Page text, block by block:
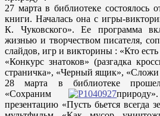
27 марта в библиотеке состоялось
книги. Началась она с игры-
К. Чуковского». Ее программа
жизнью и творчеством писателя,
слайдов, игр и викторины : «Кто
«Конкурс знатоков» (разгадка
страничка», «Черный ящик», «Сложи
28 марта в библиотеке
«Сохраним
презентацию «Пусть бьется всегда